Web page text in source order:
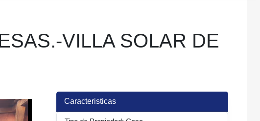
VILLA SOLAR DE
Caracteristicas